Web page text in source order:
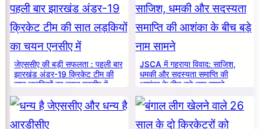
जेएससीए की बड़ी सफलता : पहली बार
झारखंड अंडर-19 क्रिकेट टीम की
सात लड़कियों का चयन एनसीए में
JSCA में गहराया विवाद: साजिश,
धमकी और सदस्यता समाप्ति की
आशंका के बीच बड़े नाम सामने